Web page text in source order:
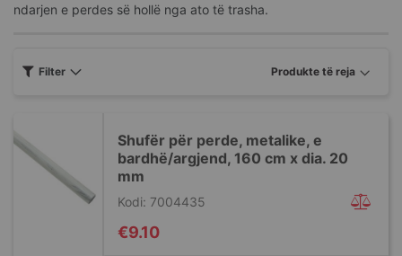
ndarjen e perdes së hollë nga ato të trasha.
Shufër për perde, metalike, e
bardhë/argjend, 160 cm x dia. 20
mm
Kodi: 7004435
€9.10
Filter